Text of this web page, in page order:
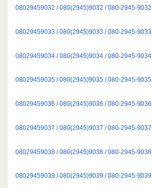
08029459032 / 080(2945)9032 / 080-2945-9032
08029459033 / 080(2945)9033 / 080-2945-9033
08029459034 / 080(2945)9034 / 080-2945-9034
08029459035 / 080(2945)9035 / 080-2945-9035
08029459036 / 080(2945)9036 / 080-2945-9036
08029459037 / 080(2945)9037 / 080-2945-9037
08029459038 / 080(2945)9038 / 080-2945-9038
08029459039 / 080(2945)9039 / 080-2945-9039